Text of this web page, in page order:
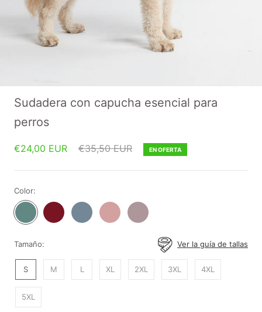
Sudadera con capucha esencial para
perros
€24,00 EUR €35,50 EUR EN OFERTA
Color:
Essential
Teal
Essential
Burgandy
Essential
Slate
Essential
Dusty
Essential
Purple
Tamaño: Ver la guía de tallas
S M L XL 2XL 3XL 4XL
5XL